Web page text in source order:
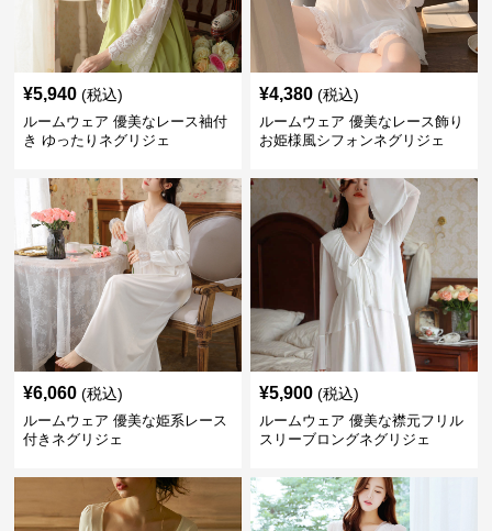
¥5,940 (税込)
ルームウェア 優美なレース袖付
き ゆったりネグリジェ
¥4,380 (税込)
ルームウェア 優美なレース飾り
お姫様風シフォンネグリジェ
¥6,060 (税込)
ルームウェア 優美な姫系レース
付きネグリジェ
¥5,900 (税込)
ルームウェア 優美な襟元フリル
スリーブロングネグリジェ